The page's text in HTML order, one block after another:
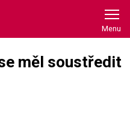
měl soustředit